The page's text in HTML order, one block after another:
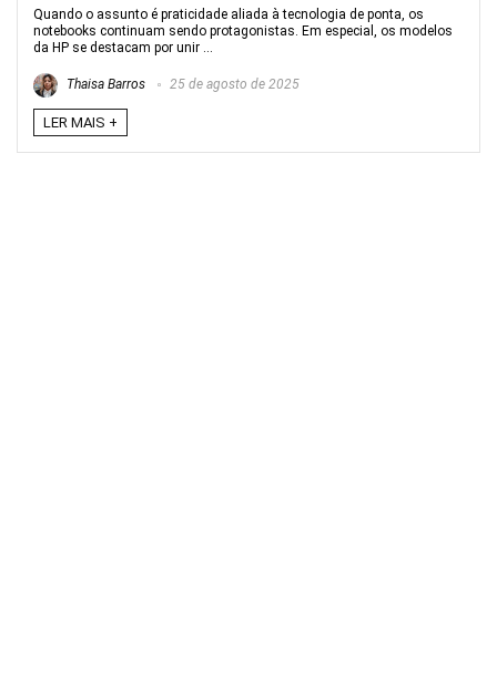
Quando o assunto é praticidade aliada à tecnologia de ponta, os
notebooks continuam sendo protagonistas. Em especial, os modelos
da HP se destacam por unir ...
Thaisa Barros 25 de agosto de 2025
LER MAIS +